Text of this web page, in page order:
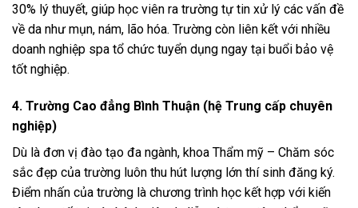
30% lý thuyết, giúp học viên ra trường tự tin xử lý các vấn đề
về da như mụn, nám, lão hóa. Trường còn liên kết với nhiều
doanh nghiệp spa tổ chức tuyển dụng ngay tại buổi bảo vệ
tốt nghiệp.
4. Trường Cao đẳng Bình Thuận (hệ Trung cấp chuyên
nghiệp)
Dù là đơn vị đào tạo đa ngành, khoa Thẩm mỹ – Chăm sóc
sắc đẹp của trường luôn thu hút lượng lớn thí sinh đăng ký.
Điểm nhấn của trường là chương trình học kết hợp với kiến